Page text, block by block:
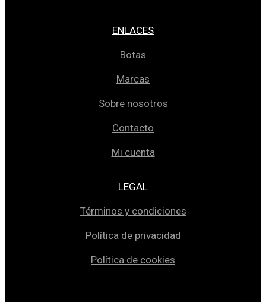
ENLACES
Botas
Marcas
Sobre nosotros
Contacto
Mi cuenta
LEGAL
Términos y condiciones
Política de privacidad
Política de cookies